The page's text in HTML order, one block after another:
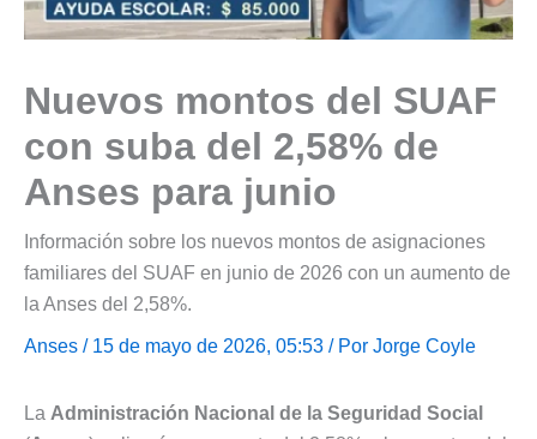
Nuevos montos del SUAF
con suba del 2,58% de
Anses para junio
Información sobre los nuevos montos de asignaciones
familiares del SUAF en junio de 2026 con un aumento de
la Anses del 2,58%.
Anses / 15 de mayo de 2026, 05:53 / Por Jorge Coyle
La Administración Nacional de la Seguridad Social